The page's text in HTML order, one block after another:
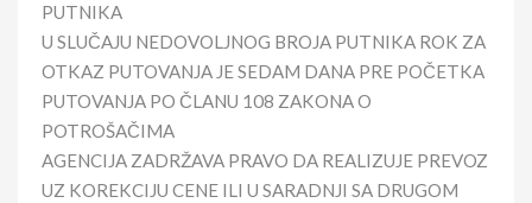
PUTNIKA
U SLUČAJU NEDOVOLJNOG BROJA PUTNIKA ROK ZA
OTKAZ PUTOVANJA JE SEDAM DANA PRE POČETKA
PUTOVANJA PO ČLANU 108 ZAKONA O
POTROŠAČIMA
AGENCIJA ZADRŽAVA PRAVO DA REALIZUJE PREVOZ
UZ KOREKCIJU CENE ILI U SARADNJI SA DRUGOM